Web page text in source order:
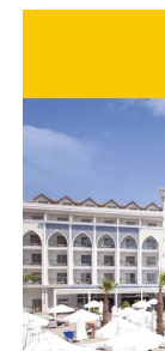
Wor­auf
wer­den
Nicht jedes
freund­lich“
Ein genau­er
daher vor der
in